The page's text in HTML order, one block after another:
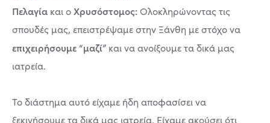
Πελαγία και οΧρυσόστομος:Ολοκληρώνοντας τις
σπουδές μας, επειστρέψαμε στην Ξάνθη με στόχο να
επιχειρήσουμε “μαζί” και να ανοίξουμε τα δικά μας
ιατρεία.
Το διάστημα αυτό είχαμε ήδη αποφασίσει να
ξεκινήσουμε τα δικά μας ιατρεία. Είχαμε ακούσει ότι